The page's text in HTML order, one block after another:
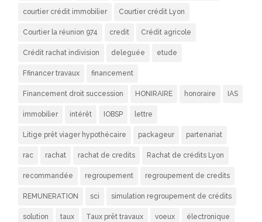
courtier crédit immobilier Courtier crédit Lyon
Courtier la réunion 974 credit Crédit agricole
Crédit rachat indivision deleguée etude
Ffinancer travaux financement
Financement droit succession HONIRAIRE honoraire IAS
immobilier intérêt IOBSP lettre
Litige prêt viager hypothécaire packageur partenariat
rac rachat rachat de credits Rachat de crédits Lyon
recommandée regroupement regroupement de credits
REMUNERATION sci simulation regroupement de crédits
solution taux Taux prêt travaux voeux électronique